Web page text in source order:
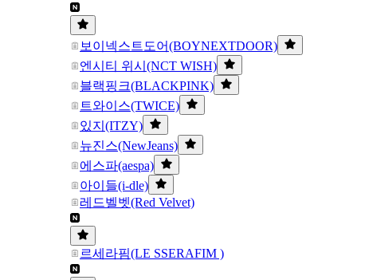
보이넥스트도어(BOYNEXTDOOR)
엔시티 위시(NCT WISH)
블랙핑크(BLACKPINK)
트와이스(TWICE)
있지(ITZY)
뉴진스(NewJeans)
에스파(aespa)
아이들(i-dle)
레드벨벳(Red Velvet)
르세라핌(LE SSERAFIM )